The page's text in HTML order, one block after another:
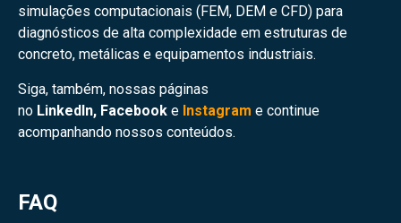
simulações computacionais (FEM, DEM e CFD) para
diagnósticos de alta complexidade em estruturas de
concreto, metálicas e equipamentos industriais.
Siga, também, nossas páginas
no LinkedIn, Facebook e Instagram e continue
acompanhando nossos conteúdos.
FAQ